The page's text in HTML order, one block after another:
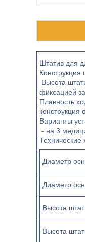
Штатив для
Конструкция
Высота
фиксацией
Плавность
конструкция
Варианты
- на 3
Технические
Диаметр
Диаметр
Высота
Высота